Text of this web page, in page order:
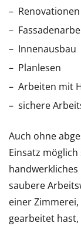
Renovationen
Innenausbau
Planlesen
Arbeiten mit
sichere
Auch ohne
Einsatz
handwerkliches
saubere
einer
gearbeitet